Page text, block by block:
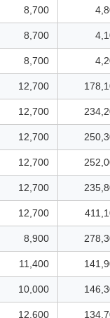
8,700
8,700
8,700
12,700
12,700
12,700
12,700
12,700
12,700
8,900
11,400
10,000
12,600